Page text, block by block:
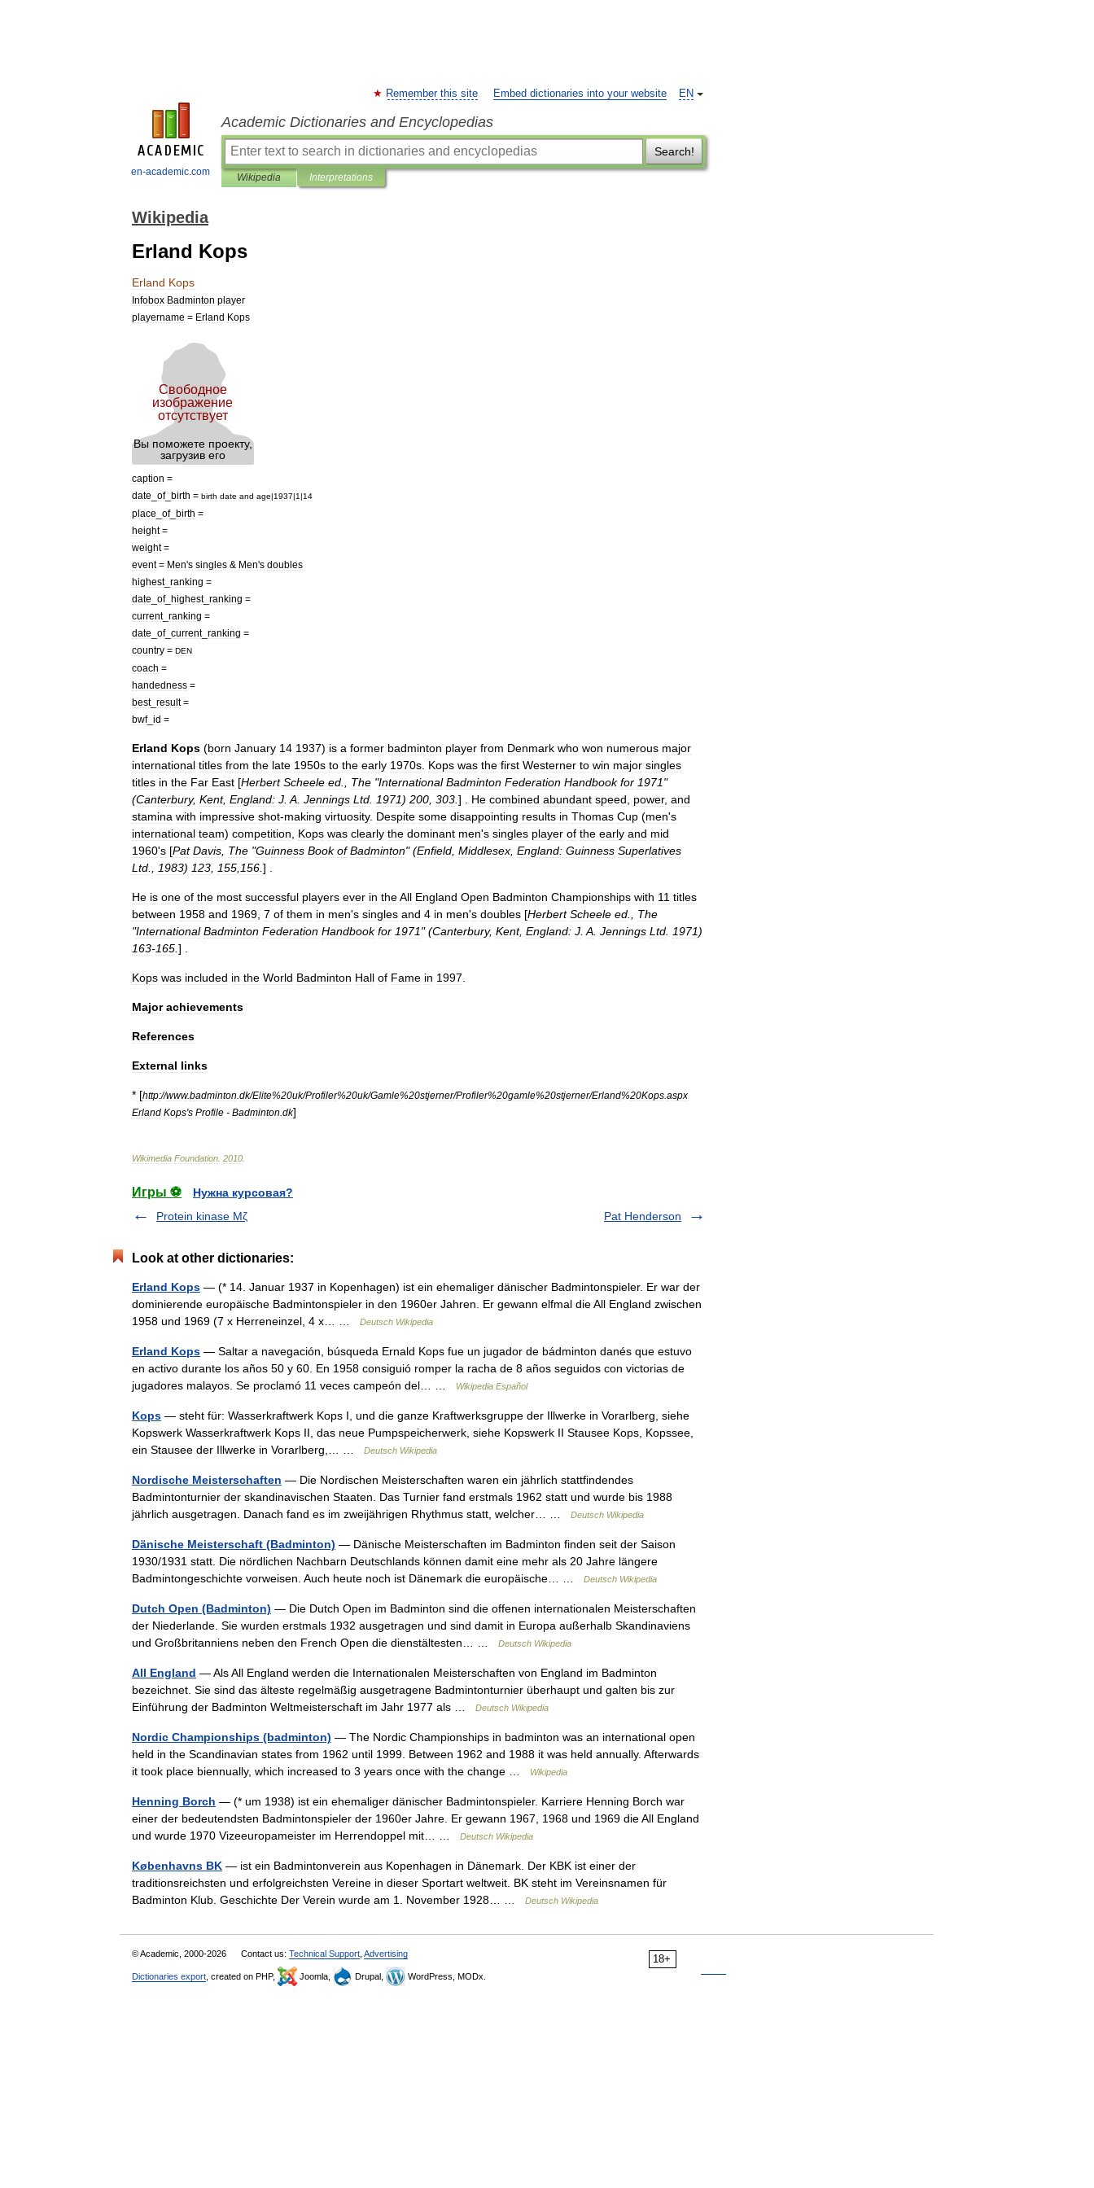
en-academic.com
EN
Remember this site Embed dictionaries into your website
Academic Dictionaries and Encyclopedias
Search!
Wikipedia Interpretations
Wikipedia
Erland Kops
Erland Kops
Infobox Badminton player
playername = Erland Kops
caption =
date
of_ birth = birth date and age|1937|1|14
place of_ birth =
height=
weight=
event= Men's singles & Men's doubles
highest_ ranking =
date
of_ highest_ ranking =
current_ ranking =
date
of_ current_ ranking =
country = DEN
coach =
handedness =
best_ result=
bwf_ id =
Erland Kops (born January 14 1937) is a former badminton player from Denmark who won numerous major
international titles from the late 1950s to the early 1970s Kops was the first Westerner to win major singles
titles in the Far East [Herbert Scheele ed The "International Badminton Federation Handbook for 1971"
(Canterbury, Kent, England: J A Jennings Ltd 1971) 200 303 ] . He combined abundant speed power, and
stamina with impressive shot-making virtuosity. Despite some disappointing results in Thomas Cup (men's
international team) competition Kops was clearly the dominant men's singles player of the early and mid
1960's [Pat Davis The "Guinness Book of Badminton" (Enfield Middlesex England: Guinness Superlatives
Ltd
1983) 123 155 156 ] .
He is one of the most successful players ever in theAll England Open Badminton Championships with 11 titles
between 1958 and 1969 7 of them in men's singles and 4 in men's doubles [Herbert Scheele ed
The
"International Badminton Federation Handbook for 1971" (Canterbury, Kent, England: J A Jennings Ltd 1971)
163-165 ] .
Kops was included in the World Badminton Hall of Fame in 1997
Major achievements
References
External links
* [http://www.badminton dk/Elite%20uk/Profiler%20uk/Gamle%20stjerner/Profiler%20gamle%20stjerner/Erland%20Kops aspx
Erland Kops's Profile - Badminton dk]
Wikimedia Foundation 2010
Игры ⚽
Нужна курсовая?
Protein kinase Mζ
Pat Henderson
Look at other dictionaries:
Erland Kops — (* 14. Januar 1937 in Kopenhagen) ist ein ehemaliger dänischer Badmintonspieler. Er war der
dominierende europäische Badmintonspieler in den 1960er Jahren. Er gewann elfmal die All England zwischen
1958 und 1969 (7 x Herreneinzel, 4 x… …
Deutsch Wikipedia
Erland Kops — Saltar a navegación, búsqueda Ernald Kops fue un jugador de bádminton danés que estuvo
en activo durante los años 50 y 60. En 1958 consiguió romper la racha de 8 años seguidos con victorias de
jugadores malayos. Se proclamó 11 veces campeón del… …
Wikipedia Español
Kops — steht für: Wasserkraftwerk Kops I, und die ganze Kraftwerksgruppe der Illwerke in Vorarlberg, siehe
Kopswerk Wasserkraftwerk Kops II, das neue Pumpspeicherwerk, siehe Kopswerk II Stausee Kops, Kopssee,
ein Stausee der Illwerke in Vorarlberg,… …
Deutsch Wikipedia
Nordische Meisterschaften — Die Nordischen Meisterschaften waren ein jährlich stattfindendes
Badmintonturnier der skandinavischen Staaten. Das Turnier fand erstmals 1962 statt und wurde bis 1988
jährlich ausgetragen. Danach fand es im zweijährigen Rhythmus statt, welcher… …
Deutsch Wikipedia
Dänische Meisterschaft (Badminton) — Dänische Meisterschaften im Badminton finden seit der Saison
1930/1931 statt. Die nördlichen Nachbarn Deutschlands können damit eine mehr als 20 Jahre längere
Badmintongeschichte vorweisen. Auch heute noch ist Dänemark die europäische… …
Deutsch Wikipedia
Dutch Open (Badminton) — Die Dutch Open im Badminton sind die offenen internationalen Meisterschaften
der Niederlande. Sie wurden erstmals 1932 ausgetragen und sind damit in Europa außerhalb Skandinaviens
und Großbritanniens neben den French Open die dienstältesten… …
Deutsch Wikipedia
All England — Als All England werden die Internationalen Meisterschaften von England im Badminton
bezeichnet. Sie sind das älteste regelmäßig ausgetragene Badmintonturnier überhaupt und galten bis zur
Einführung der Badminton Weltmeisterschaft im Jahr 1977 als …
Deutsch Wikipedia
Nordic Championships (badminton) — The Nordic Championships in badminton was an international open
held in the Scandinavian states from 1962 until 1999. Between 1962 and 1988 it was held annually. Afterwards
it took place biennually, which increased to 3 years once with the change …
Wikipedia
Henning Borch — (* um 1938) ist ein ehemaliger dänischer Badmintonspieler. Karriere Henning Borch war
einer der bedeutendsten Badmintonspieler der 1960er Jahre. Er gewann 1967, 1968 und 1969 die All England
und wurde 1970 Vizeeuropameister im Herrendoppel mit… …
Deutsch Wikipedia
Københavns BK — ist ein Badmintonverein aus Kopenhagen in Dänemark. Der KBK ist einer der
traditionsreichsten und erfolgreichsten Vereine in dieser Sportart weltweit. BK steht im Vereinsnamen für
Badminton Klub. Geschichte Der Verein wurde am 1. November 1928… …
Deutsch Wikipedia
18+
© Academic, 2000-2026 Contact us: Technical Support Advertising
Dictionaries export , created on PHP, Joomla, Drupal, WordPress, MODx.